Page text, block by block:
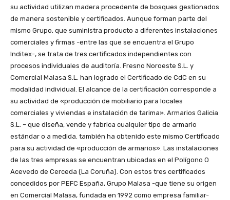
su actividad utilizan madera procedente de bosques gestionados
de manera sostenible y certificados. Aunque forman parte del
mismo Grupo, que suministra producto a diferentes instalaciones
comerciales y firmas -entre las que se encuentra el Grupo
Inditex-, se trata de tres certificados independientes con
procesos individuales de auditoría. Fresno Noroeste S.L. y
Comercial Malasa S.L. han logrado el Certificado de CdC en su
modalidad individual. El alcance de la certificación corresponde a
su actividad de «producción de mobiliario para locales
comerciales y viviendas e instalación de tarima». Armarios Galicia
S.L. – que diseña, vende y fabrica cualquier tipo de armario
estándar o a medida. también ha obtenido este mismo Certificado
para su actividad de «producción de armarios». Las instalaciones
de las tres empresas se encuentran ubicadas en el Polígono O
Acevedo de Cerceda (La Coruña). Con estos tres certificados
concedidos por PEFC España, Grupo Malasa -que tiene su origen
en Comercial Malasa, fundada en 1992 como empresa familiar-